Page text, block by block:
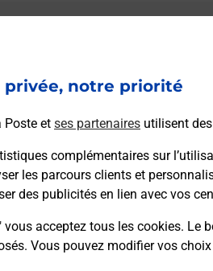
privée, notre priorité
Poste et ses partenaires utilisent
complémentaires sur
les parcours clients et
des publicités en lien avec vos
acceptez tous les cookies.
Vous pouvez modifier vos
samedi à